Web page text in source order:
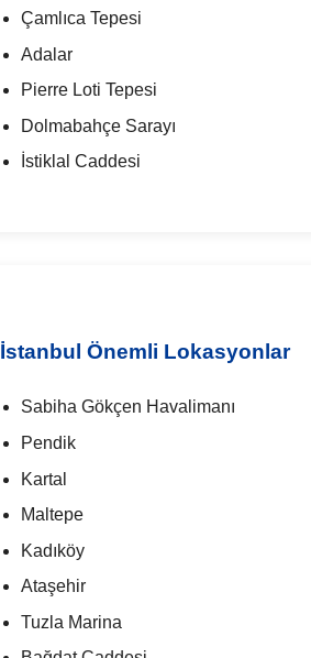
Çamlıca Tepesi
Adalar
Pierre Loti Tepesi
Dolmabahçe Sarayı
İstiklal Caddesi
İstanbul Önemli Lokasyonlar
Sabiha Gökçen Havalimanı
Pendik
Kartal
Maltepe
Kadıköy
Ataşehir
Tuzla Marina